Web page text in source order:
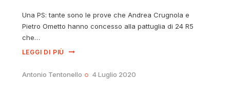
Una PS: tante sono le prove che Andrea Crugnola e
Pietro Ometto hanno concesso alla pattuglia di 24 R5
che…
LEGGI DI PIÙ
Antonio Tentonello 4 Luglio 2020